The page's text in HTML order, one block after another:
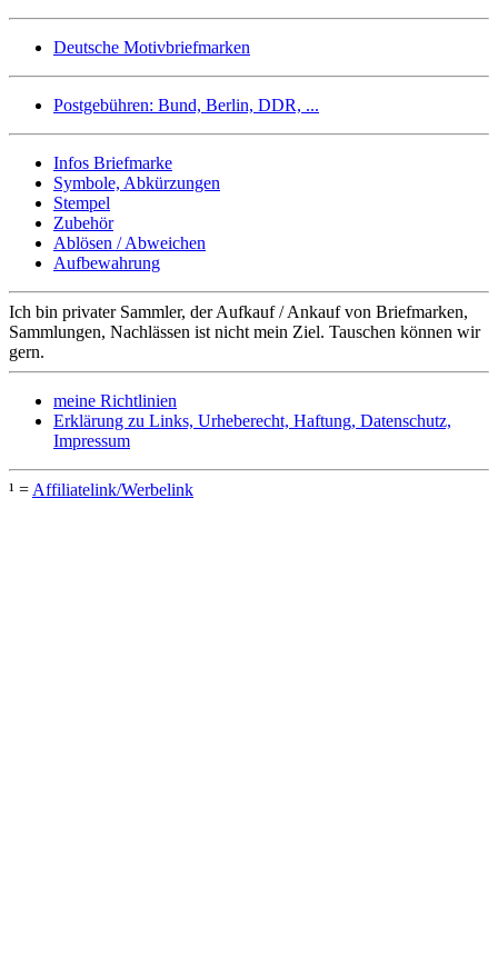
Deutsche Motivbriefmarken
Postgebühren: Bund, Berlin, DDR, ...
Infos Briefmarke
Symbole, Abkürzungen
Stempel
Zubehör
Ablösen / Abweichen
Aufbewahrung
Ich bin privater Sammler, der Aufkauf / Ankauf von Briefmarken,
Sammlungen, Nachlässen ist nicht mein Ziel. Tauschen können wir
gern.
meine Richtlinien
Erklärung zu Links, Urheberecht, Haftung, Datenschutz,
Impressum
¹ = Affiliatelink/Werbelink